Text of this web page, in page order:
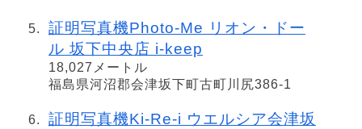
証明写真機Photo-Me リオン・ドー
ル 坂下中央店 i-keep
18,027メートル
福島県河沼郡会津坂下町古町川尻386-1
証明写真機Ki-Re-i ウエルシア会津坂